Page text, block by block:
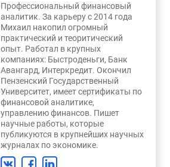
Профессиональный финансовый
аналитик. За карьеру с 2014 года
Михаил накопил огромный
практический и теоритический
опыт. Работал в крупных
компаниях: Быстроденьги, Банк
Авангард, Интеркредит. Окончил
Пензенский Государственный
Университет, имеет сертификаты по
финансовой аналитике,
управлению финансов. Пишет
научные работы, которые
публикуются в крупнейших научных
журналах по экономике.